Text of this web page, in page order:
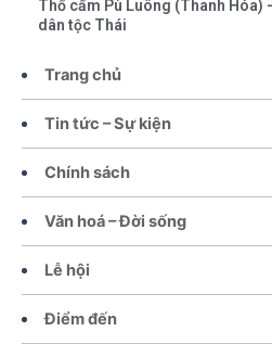
Trang chủ
Tin tức – Sự kiện
Chính sách
Văn hoá – Đời sống
Lễ hội
Điểm đến
Thổ cẩm Pù Luông (Thanh Hóa)
dân tộc Thái